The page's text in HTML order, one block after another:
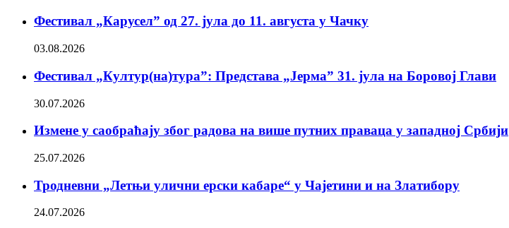
Фестивал „Карусел” од 27. јула до 11. августа у Чачку
03.08.2026
Фестивал „Култур(на)тура”: Представа „Јерма” 31. јула на Боровој Глави
30.07.2026
Измене у саобраћају због радова на више путних праваца у западној Србији
25.07.2026
Тродневни „Летњи улични ерски кабаре“ у Чајетини и на Златибору
24.07.2026